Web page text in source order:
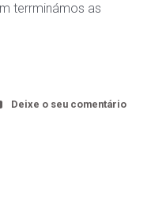
terrminámos as
Deixe o seu comentário